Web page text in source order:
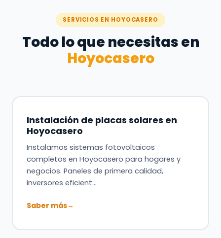
SERVICIOS EN HOYOCASERO
Todo lo que necesitas en
Hoyocasero
Instalación de placas solares en
Hoyocasero
Instalamos sistemas fotovoltaicos
completos en Hoyocasero para hogares y
negocios. Paneles de primera calidad,
inversores eficient…
Saber más→